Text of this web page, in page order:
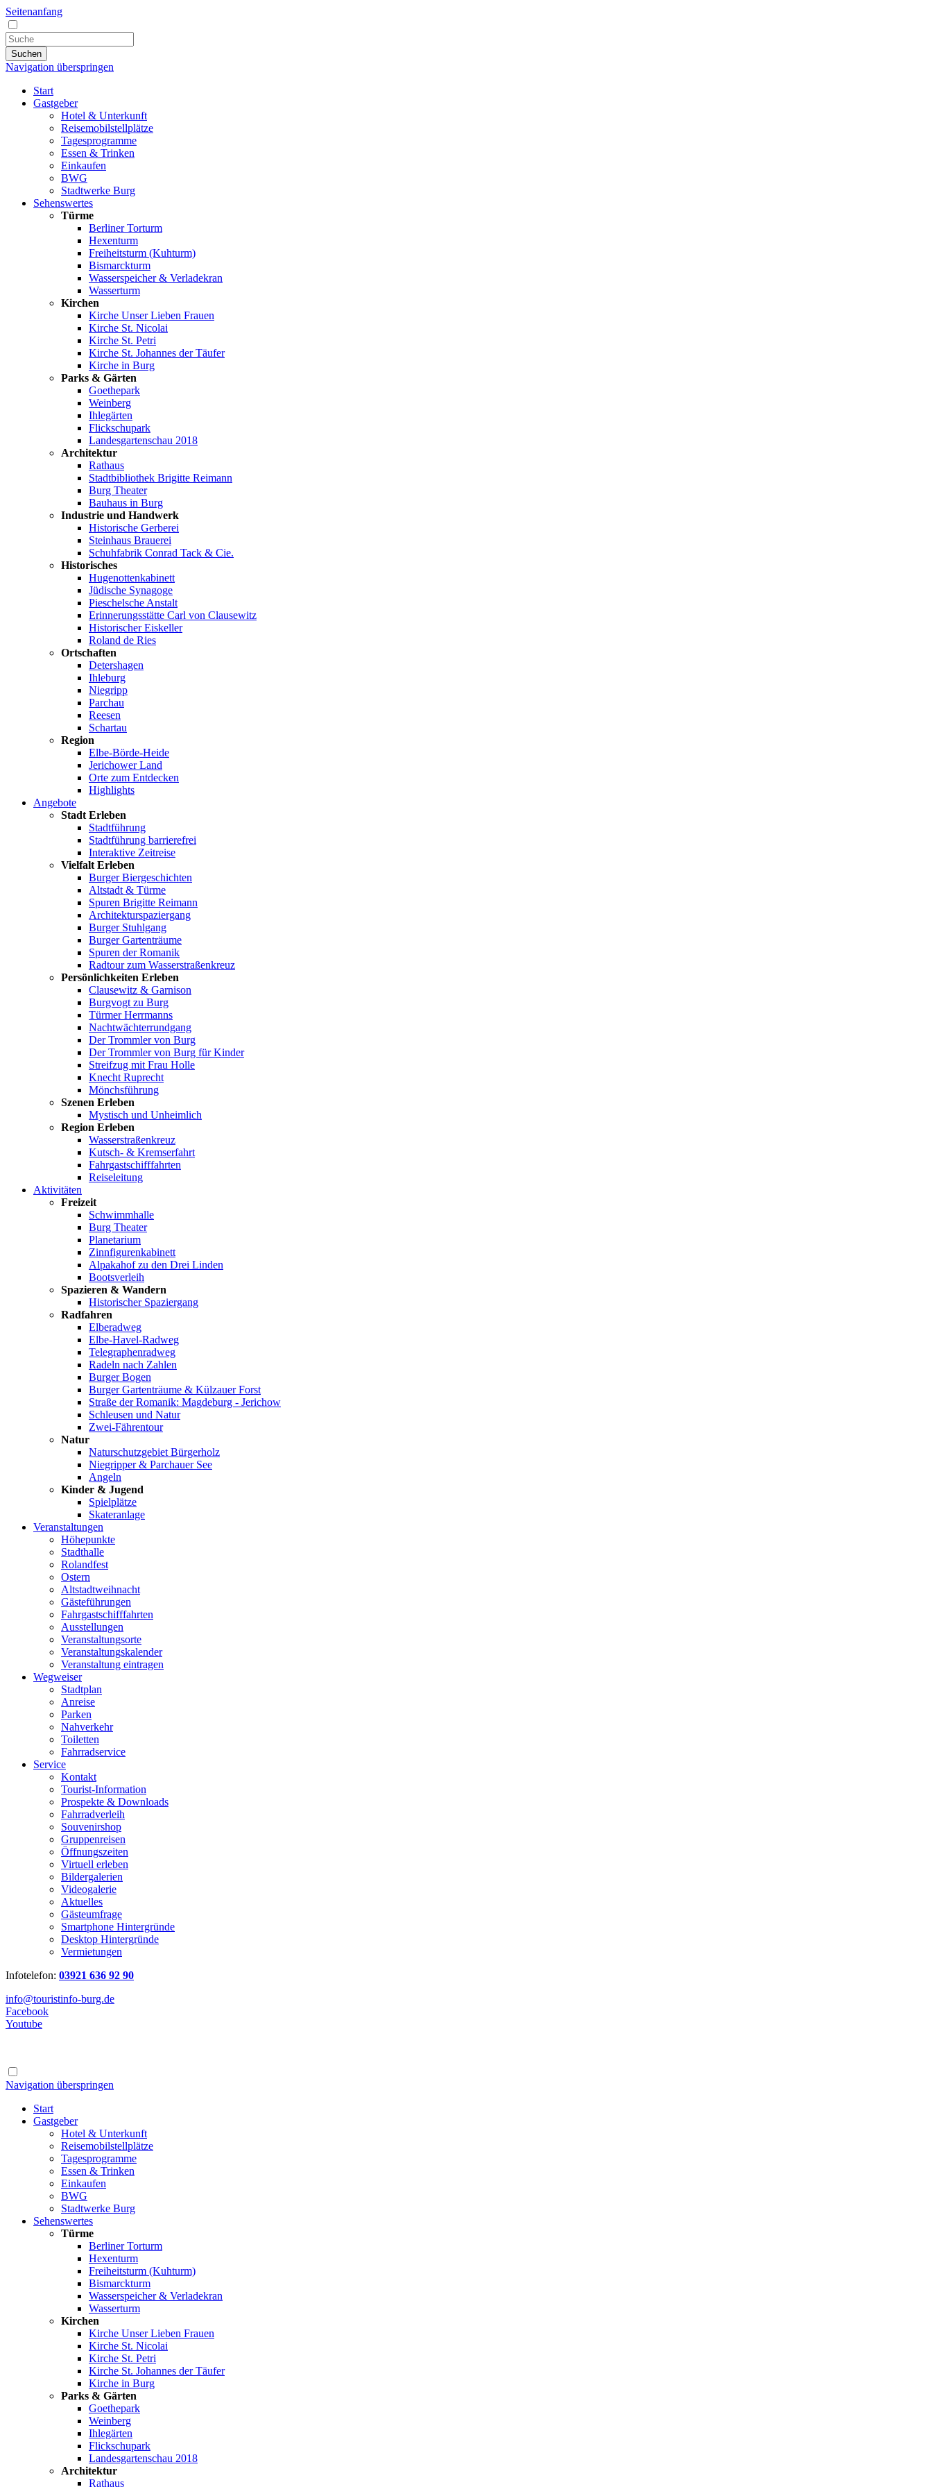
Seitenanfang
Suchen
Navigation überspringen
Start
Gastgeber
Hotel & Unterkunft
Reisemobilstellplätze
Tagesprogramme
Essen & Trinken
Einkaufen
BWG
Stadtwerke Burg
Sehenswertes
Türme
Berliner Torturm
Hexenturm
Freiheitsturm (Kuhturm)
Bismarckturm
Wasserspeicher & Verladekran
Wasserturm
Kirchen
Kirche Unser Lieben Frauen
Kirche St. Nicolai
Kirche St. Petri
Kirche St. Johannes der Täufer
Kirche in Burg
Parks & Gärten
Goethepark
Weinberg
Ihlegärten
Flickschupark
Landesgartenschau 2018
Architektur
Rathaus
Stadtbibliothek Brigitte Reimann
Burg Theater
Bauhaus in Burg
Industrie und Handwerk
Historische Gerberei
Steinhaus Brauerei
Schuhfabrik Conrad Tack & Cie.
Historisches
Hugenottenkabinett
Jüdische Synagoge
Pieschelsche Anstalt
Erinnerungsstätte Carl von Clausewitz
Historischer Eiskeller
Roland de Ries
Ortschaften
Detershagen
Ihleburg
Niegripp
Parchau
Reesen
Schartau
Region
Elbe-Börde-Heide
Jerichower Land
Orte zum Entdecken
Highlights
Angebote
Stadt Erleben
Stadtführung
Stadtführung barrierefrei
Interaktive Zeitreise
Vielfalt Erleben
Burger Biergeschichten
Altstadt & Türme
Spuren Brigitte Reimann
Architekturspaziergang
Burger Stuhlgang
Burger Gartenträume
Spuren der Romanik
Radtour zum Wasserstraßenkreuz
Persönlichkeiten Erleben
Clausewitz & Garnison
Burgvogt zu Burg
Türmer Herrmanns
Nachtwächterrundgang
Der Trommler von Burg
Der Trommler von Burg für Kinder
Streifzug mit Frau Holle
Knecht Ruprecht
Mönchsführung
Szenen Erleben
Mystisch und Unheimlich
Region Erleben
Wasserstraßenkreuz
Kutsch- & Kremserfahrt
Fahrgastschifffahrten
Reiseleitung
Aktivitäten
Freizeit
Schwimmhalle
Burg Theater
Planetarium
Zinnfigurenkabinett
Alpakahof zu den Drei Linden
Bootsverleih
Spazieren & Wandern
Historischer Spaziergang
Radfahren
Elberadweg
Elbe-Havel-Radweg
Telegraphenradweg
Radeln nach Zahlen
Burger Bogen
Burger Gartenträume & Külzauer Forst
Straße der Romanik: Magdeburg - Jerichow
Schleusen und Natur
Zwei-Fährentour
Natur
Naturschutzgebiet Bürgerholz
Niegripper & Parchauer See
Angeln
Kinder & Jugend
Spielplätze
Skateranlage
Veranstaltungen
Höhepunkte
Stadthalle
Rolandfest
Ostern
Altstadtweihnacht
Gästeführungen
Fahrgastschifffahrten
Ausstellungen
Veranstaltungsorte
Veranstaltungskalender
Veranstaltung eintragen
Wegweiser
Stadtplan
Anreise
Parken
Nahverkehr
Toiletten
Fahrradservice
Service
Kontakt
Tourist-Information
Prospekte & Downloads
Fahrradverleih
Souvenirshop
Gruppenreisen
Öffnungszeiten
Virtuell erleben
Bildergalerien
Videogalerie
Aktuelles
Gästeumfrage
Smartphone Hintergründe
Desktop Hintergründe
Vermietungen
Infotelefon: 03921 636 92 90
info@touristinfo-burg.de
Facebook
Youtube
Navigation überspringen
Start
Gastgeber
Hotel & Unterkunft
Reisemobilstellplätze
Tagesprogramme
Essen & Trinken
Einkaufen
BWG
Stadtwerke Burg
Sehenswertes
Türme
Berliner Torturm
Hexenturm
Freiheitsturm (Kuhturm)
Bismarckturm
Wasserspeicher & Verladekran
Wasserturm
Kirchen
Kirche Unser Lieben Frauen
Kirche St. Nicolai
Kirche St. Petri
Kirche St. Johannes der Täufer
Kirche in Burg
Parks & Gärten
Goethepark
Weinberg
Ihlegärten
Flickschupark
Landesgartenschau 2018
Architektur
Rathaus